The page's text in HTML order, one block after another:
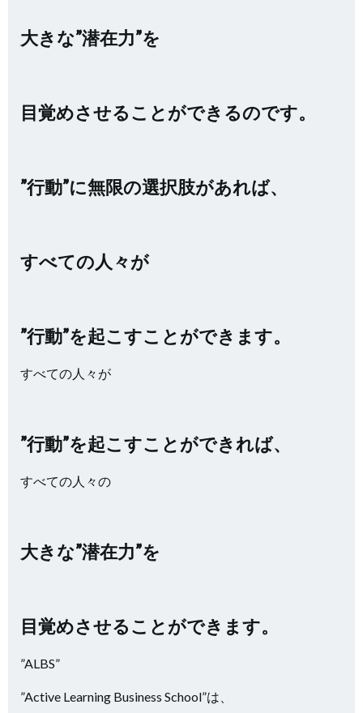
大きな”潜在力”を
目覚めさせることができるのです。
”行動”に無限の選択肢があれば、
すべての人々が
”行動”を起こすことができます。
すべての人々が
”行動”を起こすことができれば、
すべての人々の
大きな”潜在力”を
目覚めさせることができます。
”ALBS”
”Active Learning Business School”は、